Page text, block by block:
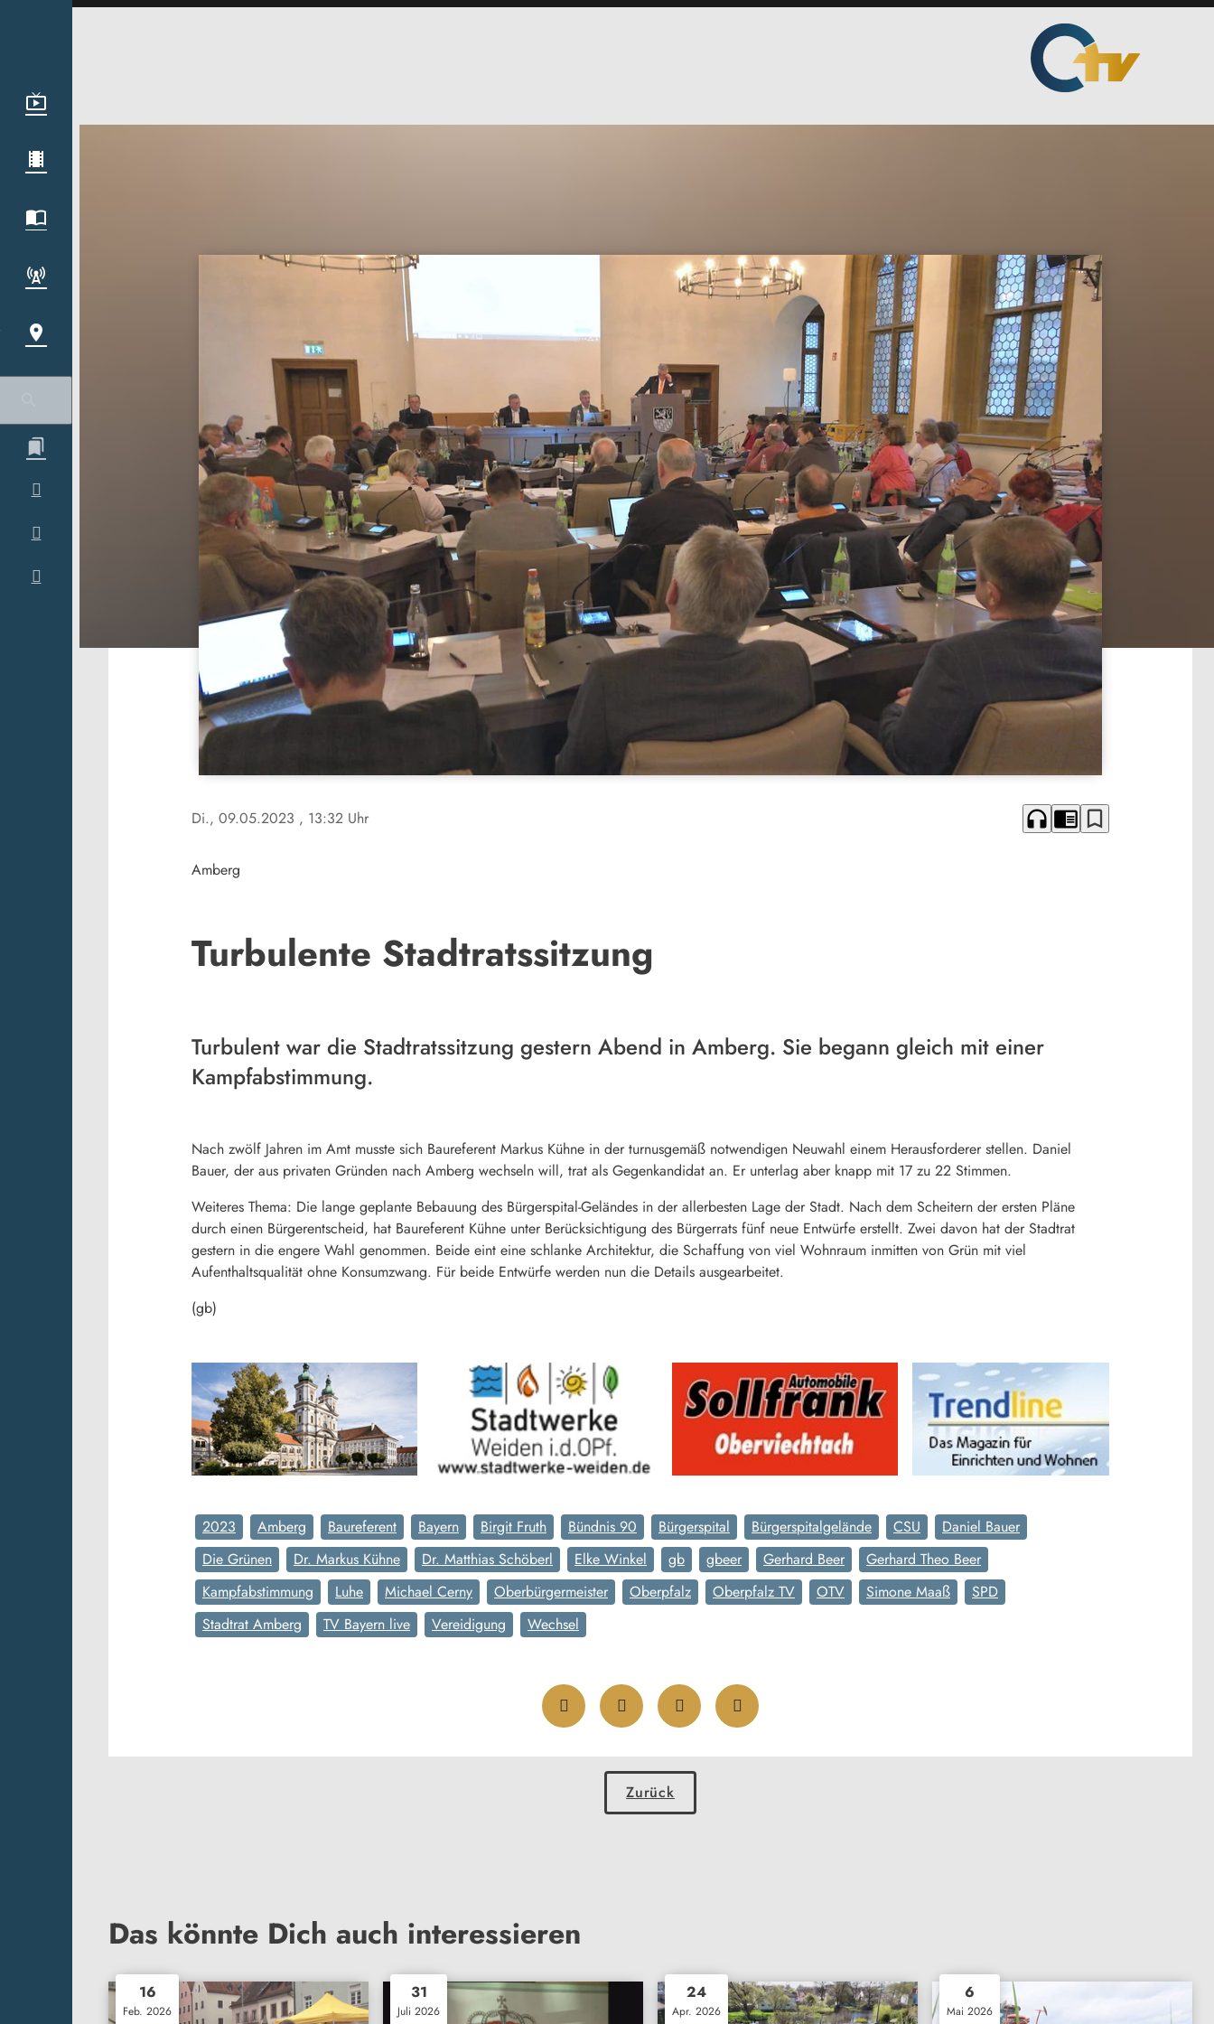
Di., 09.05.2023 , 13:32 Uhr headphones chrome_reader_mode bookmark_border
Amberg
Turbulente Stadtratssitzung
Turbulent war die Stadtratssitzung gestern Abend in Amberg. Sie begann gleich mit einer
Kampfabstimmung.
Nach zwölf Jahren im Amt musste sich Baureferent Markus Kühne in der turnusgemäß notwendigen Neuwahl einem Herausforderer stellen. Daniel
Bauer, der aus privaten Gründen nach Amberg wechseln will, trat als Gegenkandidat an. Er unterlag aber knapp mit 17 zu 22 Stimmen.
Weiteres Thema: Die lange geplante Bebauung des Bürgerspital-Geländes in der allerbesten Lage der Stadt. Nach dem Scheitern der ersten Pläne
durch einen Bürgerentscheid, hat Baureferent Kühne unter Berücksichtigung des Bürgerrats fünf neue Entwürfe erstellt. Zwei davon hat der Stadtrat
gestern in die engere Wahl genommen. Beide eint eine schlanke Architektur, die Schaffung von viel Wohnraum inmitten von Grün mit viel
Aufenthaltsqualität ohne Konsumzwang. Für beide Entwürfe werden nun die Details ausgearbeitet.
(gb)
2023 Amberg Baureferent Bayern Birgit Fruth Bündnis 90 Bürgerspital Bürgerspitalgelände CSU
Daniel Bauer
Die Grünen
Dr. Markus Kühne Dr. Matthias Schöberl Elke Winkel gb gbeer Gerhard Beer
Gerhard Theo Beer
Kampfabstimmung
Luhe Michael Cerny Oberbürgermeister Oberpfalz Oberpfalz TV OTV Simone Maaß
SPD
Stadtrat Amberg
TV Bayern live Vereidigung Wechsel
Zurück
Das könnte Dich auch interessieren
16
Feb. 2026
31
Juli 2026
24
Apr. 2026
6
Mai 2026